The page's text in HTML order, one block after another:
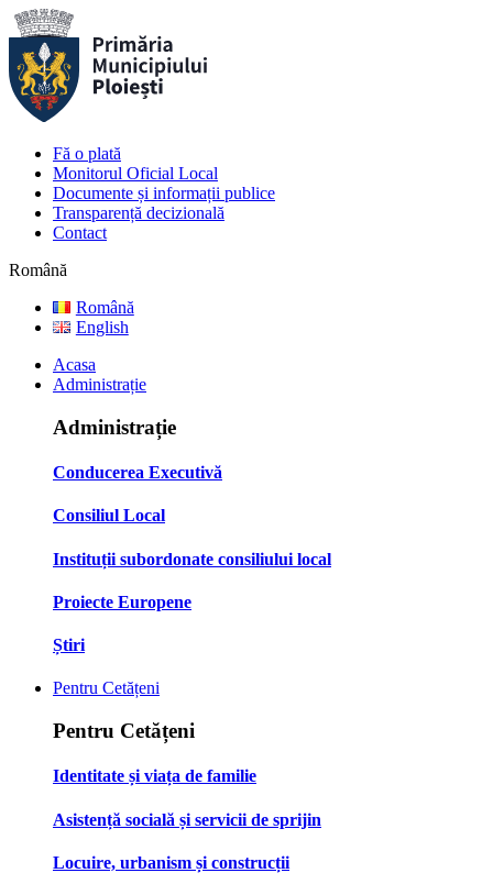
Fă o plată
Monitorul Oficial Local
Documente și informații publice
Transparență decizională
Contact
Română
Română
English
Acasa
Administrație
Administrație
Conducerea Executivă
Consiliul Local
Instituții subordonate consiliului local
Proiecte Europene
Știri
Pentru Cetățeni
Pentru Cetățeni
Identitate și viața de familie
Asistență socială și servicii de sprijin
Locuire, urbanism și construcții